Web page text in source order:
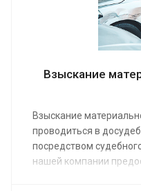
Взыскание
Взыскание
проводиться в
посредством
нашей компании